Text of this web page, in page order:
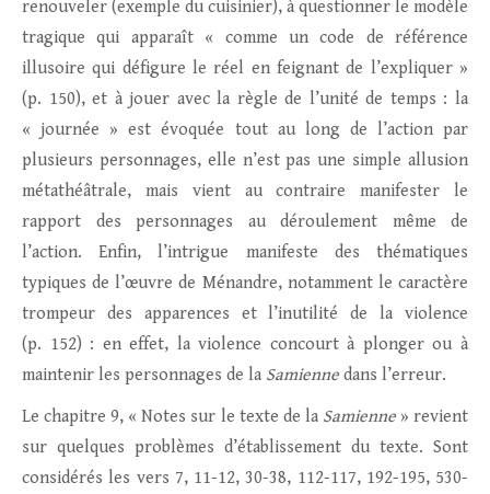
renouveler (exemple du cuisinier), à questionner le modèle
tragique qui apparaît « comme un code de référence
illusoire qui défigure le réel en feignant de l’expliquer »
(p. 150), et à jouer avec la règle de l’unité de temps : la
« journée » est évoquée tout au long de l’action par
plusieurs personnages, elle n’est pas une simple allusion
métathéâtrale, mais vient au contraire manifester le
rapport des personnages au déroulement même de
l’action. Enfin, l’intrigue manifeste des thématiques
typiques de l’œuvre de Ménandre, notamment le caractère
trompeur des apparences et l’inutilité de la violence
(p. 152) : en effet, la violence concourt à plonger ou à
maintenir les personnages de la Samienne dans l’erreur.
Le chapitre 9, « Notes sur le texte de la Samienne» revient
sur quelques problèmes d’établissement du texte. Sont
considérés les vers 7, 11-12, 30-38, 112-117, 192-195, 530-